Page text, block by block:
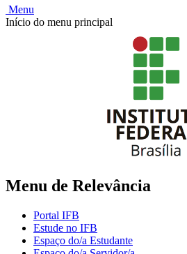
Menu
Início do menu principal
Menu de Relevância
Portal IFB
Estude no IFB
Espaço do/a Estudante